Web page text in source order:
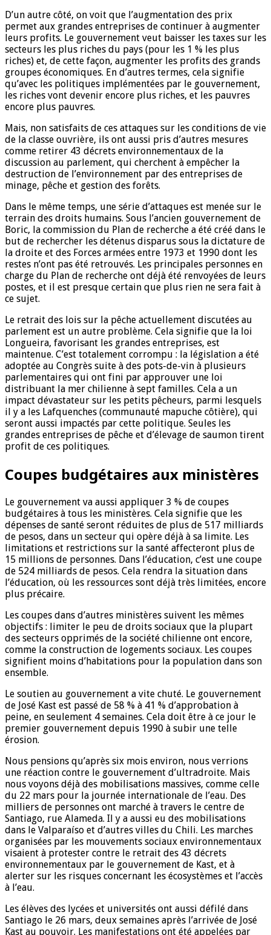
D’un autre côté, on voit que l’augmentation des prix
permet aux grandes entreprises de continuer à augmenter
leurs profits. Le gouvernement veut baisser les taxes sur les
secteurs les plus riches du pays (pour les 1 % les plus
riches) et, de cette façon, augmenter les profits des grands
groupes économiques. En d’autres termes, cela signifie
qu’avec les politiques implémentées par le gouvernement,
les riches vont devenir encore plus riches, et les pauvres
encore plus pauvres.
Mais, non satisfaits de ces attaques sur les conditions de vie
de la classe ouvrière, ils ont aussi pris d’autres mesures
comme retirer 43 décrets environnementaux de la
discussion au parlement, qui cherchent à empêcher la
destruction de l’environnement par des entreprises de
minage, pêche et gestion des forêts.
Dans le même temps, une série d’attaques est menée sur le
terrain des droits humains. Sous l’ancien gouvernement de
Boric, la commission du Plan de recherche a été créé dans le
but de rechercher les détenus disparus sous la dictature de
la droite et des Forces armées entre 1973 et 1990 dont les
restes n’ont pas été retrouvés. Les principales personnes en
charge du Plan de recherche ont déjà été renvoyées de leurs
postes, et il est presque certain que plus rien ne sera fait à
ce sujet.
Le retrait des lois sur la pêche actuellement discutées au
parlement est un autre problème. Cela signifie que la loi
Longueira, favorisant les grandes entreprises, est
maintenue. C’est totalement corrompu : la législation a été
adoptée au Congrès suite à des pots-de-vin à plusieurs
parlementaires qui ont fini par approuver une loi
distribuant la mer chilienne à sept familles. Cela a un
impact dévastateur sur les petits pêcheurs, parmi lesquels
il y a les Lafquenches (communauté mapuche côtière), qui
seront aussi impactés par cette politique. Seules les
grandes entreprises de pêche et d’élevage de saumon tirent
profit de ces politiques.
Coupes budgétaires aux ministères
Le gouvernement va aussi appliquer 3 % de coupes
budgétaires à tous les ministères. Cela signifie que les
dépenses de santé seront réduites de plus de 517 milliards
de pesos, dans un secteur qui opère déjà à sa limite. Les
limitations et restrictions sur la santé affecteront plus de
15 millions de personnes. Dans l’éducation, c’est une coupe
de 524 milliards de pesos. Cela rendra la situation dans
l’éducation, où les ressources sont déjà très limitées, encore
plus précaire.
Les coupes dans d’autres ministères suivent les mêmes
objectifs : limiter le peu de droits sociaux que la plupart
des secteurs opprimés de la société chilienne ont encore,
comme la construction de logements sociaux. Les coupes
signifient moins d’habitations pour la population dans son
ensemble.
Le soutien au gouvernement a vite chuté. Le gouvernement
de José Kast est passé de 58 % à 41 % d’approbation à
peine, en seulement 4 semaines. Cela doit être à ce jour le
premier gouvernement depuis 1990 à subir une telle
érosion.
Nous pensions qu’après six mois environ, nous verrions
une réaction contre le gouvernement d’ultradroite. Mais
nous voyons déjà des mobilisations massives, comme celle
du 22 mars pour la journée internationale de l’eau. Des
milliers de personnes ont marché à travers le centre de
Santiago, rue Alameda. Il y a aussi eu des mobilisations
dans le Valparaíso et d’autres villes du Chili. Les marches
organisées par les mouvements sociaux environnementaux
visaient à protester contre le retrait des 43 décrets
environnementaux par le gouvernement de Kast, et à
alerter sur les risques concernant les écosystèmes et l’accès
à l’eau.
Les élèves des lycées et universités ont aussi défilé dans
Santiago le 26 mars, deux semaines après l’arrivée de José
Kast au pouvoir. Les manifestations ont été appelées par